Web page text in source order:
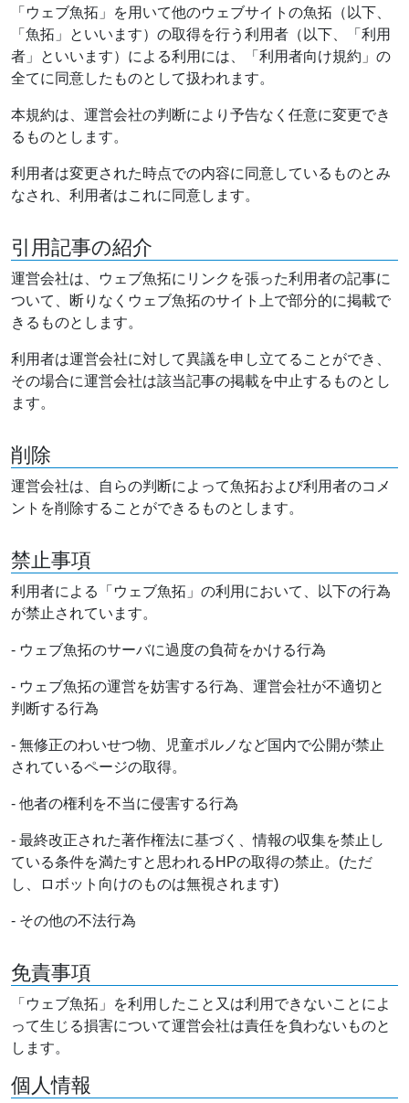
「ウェブ魚拓」を用いて他のウェブサイトの魚拓（以下、
「魚拓」といいます）の取得を行う利用者（以下、「利用
者」といいます）による利用には、「利用者向け規約」の
全てに同意したものとして扱われます。
本規約は、運営会社の判断により予告なく任意に変更でき
るものとします。
利用者は変更された時点での内容に同意しているものとみ
なされ、利用者はこれに同意します。
引用記事の紹介
運営会社は、ウェブ魚拓にリンクを張った利用者の記事に
ついて、断りなくウェブ魚拓のサイト上で部分的に掲載で
きるものとします。
利用者は運営会社に対して異議を申し立てることができ、
その場合に運営会社は該当記事の掲載を中止するものとし
ます。
削除
運営会社は、自らの判断によって魚拓および利用者のコメ
ントを削除することができるものとします。
禁止事項
利用者による「ウェブ魚拓」の利用において、以下の行為
が禁止されています。
- ウェブ魚拓のサーバに過度の負荷をかける行為
- ウェブ魚拓の運営を妨害する行為、運営会社が不適切と
判断する行為
- 無修正のわいせつ物、児童ポルノなど国内で公開が禁止
されているページの取得。
- 他者の権利を不当に侵害する行為
- 最終改正された著作権法に基づく、情報の収集を禁止し
ている条件を満たすと思われるHPの取得の禁止。(ただ
し、ロボット向けのものは無視されます)
- その他の不法行為
免責事項
「ウェブ魚拓」を利用したこと又は利用できないことによ
って生じる損害について運営会社は責任を負わないものと
します。
個人情報